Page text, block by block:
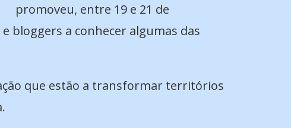
promoveu, entre 19 e 21 de
bloggers a conhecer algumas das
que estão a transformar territórios